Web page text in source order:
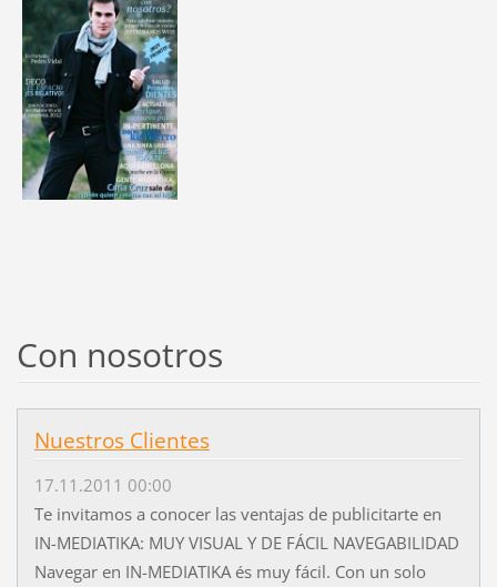
Con nosotros
Nuestros Clientes
17.11.2011 00:00
Te invitamos a conocer las ventajas de publicitarte en
IN-MEDIATIKA: MUY VISUAL Y DE FÁCIL NAVEGABILIDAD
Navegar en IN-MEDIATIKA és muy fácil. Con un solo